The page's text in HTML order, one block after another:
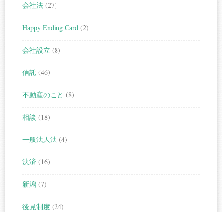
会社法 (27)
Happy Ending Card (2)
会社設立 (8)
信託 (46)
不動産のこと (8)
相談 (18)
一般法人法 (4)
決済 (16)
新潟 (7)
後見制度 (24)